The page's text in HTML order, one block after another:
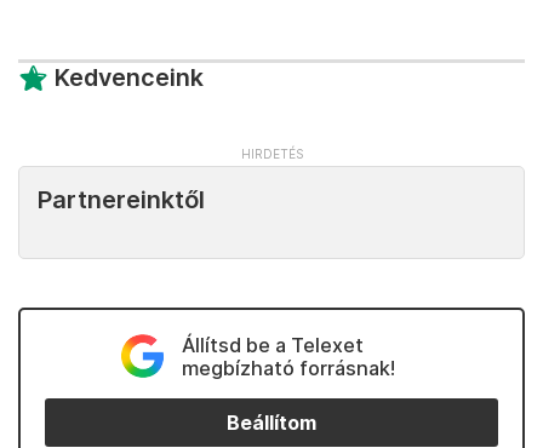
Kedvenceink
Partnereinktől
Állítsd be a Telexet
megbízható forrásnak!
Beállítom